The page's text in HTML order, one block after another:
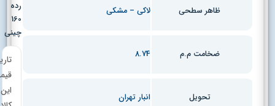
ظاهر سطحی لاکی – مشکی
ضخامت م.م
تحویل انبار تهران
چینی
تاریخچه
قیمت